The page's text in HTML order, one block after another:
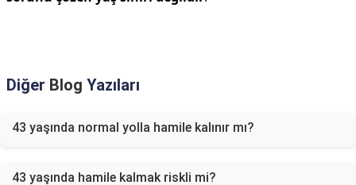
Diğer Blog Yazıları
43 yaşında normal yolla hamile kalınır mı?
43 yaşında hamile kalmak riskli mi?